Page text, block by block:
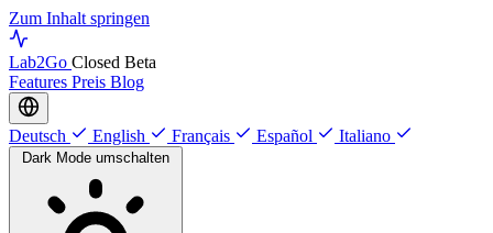
Zum Inhalt springen
Lab2Go Closed Beta
Features Preis Blog
Deutsch English Français Español Italiano
Dark Mode umschalten